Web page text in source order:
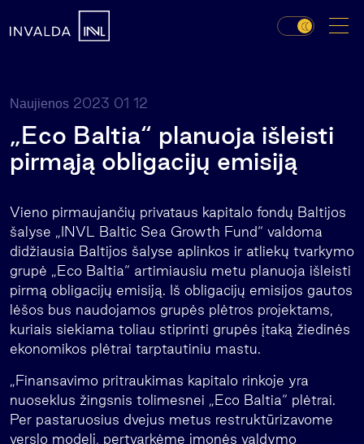
Naujienos 2023 01 12
„Eco Baltia“ planuoja išleisti
pirmąją obligacijų emisiją
Vieno pirmaujančių privataus kapitalo fondų Baltijos
šalyse „INVL Baltic Sea Growth Fund“ valdoma
didžiausia Baltijos šalyse aplinkos ir atliekų tvarkymo
grupė „Eco Baltia“ artimiausiu metu planuoja išleisti
pirmą obligacijų emisiją. Iš obligacijų emisijos gautos
lėšos bus naudojamos grupės plėtros projektams,
kuriais siekiama toliau stiprinti grupės įtaką žiedinės
ekonomikos plėtrai tarptautiniu mastu.
„Finansavimo pritraukimas kapitalo rinkoje yra
nuoseklus žingsnis tolimesnei „Eco Baltia“ plėtrai.
Per pastaruosius dvejus metus restruktūrizavome
verslo modelį, pertvarkėme įmonės valdymo